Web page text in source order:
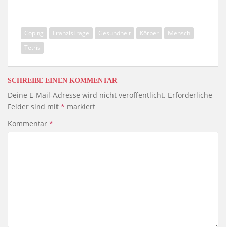
Coping FranzisFrage Gesundheit Körper
Mensch
Tetris
SCHREIBE EINEN KOMMENTAR
Deine E-Mail-Adresse wird nicht veröffentlicht. Erforderliche
Felder sind mit * markiert
Kommentar *